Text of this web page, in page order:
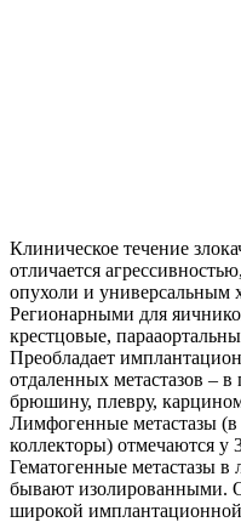
Клиническое течение
отличается
опухоли и универсальным
Регионарными для
крестцовые,
Преобладает
отдаленных метастазов –
брюшину, плевру,
Лимфогенные метастазы
коллекторы) отмечаются
Гематогенные метастазы в
бывают изолированными.
широкой